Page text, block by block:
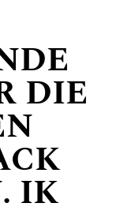
DIE
IK